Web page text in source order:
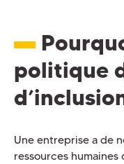
politique
Une entreprise a de
ressources